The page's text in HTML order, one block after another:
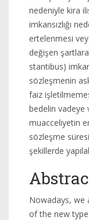
nedeniyle kira
imkansızlığı
ertelenmesi
değişen
stantibus)
sözleşmenin
faiz
bedelin vadeye
muacceliyetin
sözleşme
şekillerde
Nowadays, we
of the new